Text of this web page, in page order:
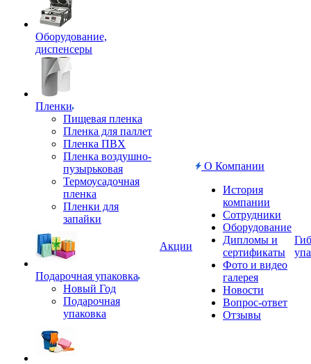
Оборудование,
диспенсеры
Пленки
Пищевая пленка
Пленка для паллет
Пленка ПВХ
Пленка воздушно-
пузырьковая
Термоусадочная
пленка
Пленки для
запайки
Подарочная упаковка
Новый Год
Подарочная
упаковка
Акции
О Компании
История
компании
Сотрудники
Оборудование
Дипломы и
сертификаты
Фото и видео
галерея
Новости
Вопрос-ответ
Отзывы